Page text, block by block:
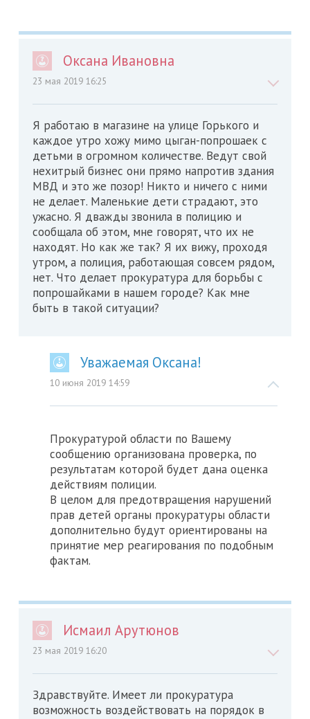
Оксана Ивановна
23 мая 2019 16:25
Я работаю в магазине на улице Горького и
каждое утро хожу мимо цыган-попрошаек с
детьми в огромном количестве. Ведут свой
нехитрый бизнес они прямо напротив здания
МВД и это же позор! Никто и ничего с ними
не делает. Маленькие дети страдают, это
ужасно. Я дважды звонила в полицию и
сообщала об этом, мне говорят, что их не
находят. Но как же так? Я их вижу, проходя
утром, а полиция, работающая совсем рядом,
нет. Что делает прокуратура для борьбы с
попрошайками в нашем городе? Как мне
быть в такой ситуации?
Уважаемая Оксана!
10 июня 2019 14:59
Прокуратурой области по Вашему
сообщению организована проверка, по
результатам которой будет дана оценка
действиям полиции.
В целом для предотвращения нарушений
прав детей органы прокуратуры области
дополнительно будут ориентированы на
принятие мер реагирования по подобным
фактам.
Исмаил Арутюнов
23 мая 2019 16:20
Здравствуйте. Имеет ли прокуратура
возможность воздействовать на порядок в